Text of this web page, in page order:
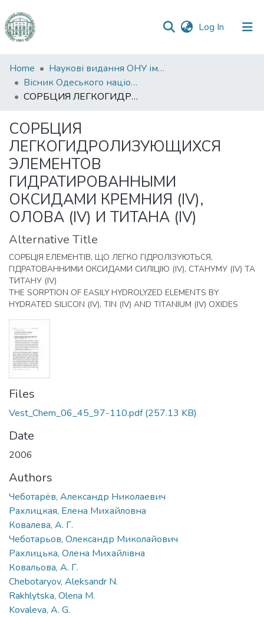
Log In (current)
Communities
&
Collections
Statistics
Home
Наукові видання ОНУ імені І. І. Мечникова
Вісник Одеського національного університету. Хімія
СОРБЦИЯ ЛЕГКОГИДРОЛИЗУЮЩИХСЯ ЭЛЕМЕНТОВ ГИДРАТИРОВАННЫМИ ОКСИДАМИ КРЕМНИЯ (IV), ОЛОВА (IV) И ТИТАНА (IV)
СОРБЦИЯ
ЛЕГКОГИДРОЛИЗУЮЩИХСЯ
ЭЛЕМЕНТОВ
ГИДРАТИРОВАННЫМИ
ОКСИДАМИ КРЕМНИЯ (IV),
ОЛОВА (IV) И ТИТАНА (IV)
Alternative Title
СОРБЦІЯ ЕЛЕМЕНТІВ, ЩО ЛЕГКО ГІДРОЛІЗУЮТЬСЯ,
ГІДРАТОВАННИМИ ОКСИДАМИ СИЛІЦІЮ (IV), СТАНУМУ (IV) ТА
ТИТАНУ (IV)
THE SORPTION OF EASILY HYDROLYZED ELEMENTS BY
HYDRATED SILICON (IV), TIN (IV) AND TITANIUM (IV) OXIDES
Files
Vest_Chem_06_45_97-110.pdf(257.13 KB)
Date
2006
Authors
Чеботарёв, Александр Николаевич
Рахлицкая, Елена Михайловна
Ковалева, А. Г.
Чеботарьов, Олександр Миколайович
Рахлицька, Олена Михайлівна
Ковальова, А. Г.
Chebotaryov, Aleksandr N.
Rakhlytska, Olena M.
Kovaleva, A. G.